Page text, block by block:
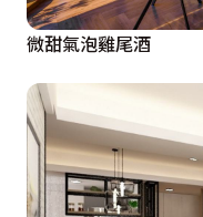
微甜氣泡雞尾酒